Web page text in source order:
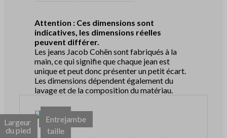
Attention : Ces dimensions sont
indicatives, les dimensions réelles
peuvent différer.
Les jeans Jacob Cohën sont fabriqués à la
main, ce qui signifie que chaque jean est
unique et peut donc présenter un petit écart.
Les dimensions dépendent également du
lavage et de la composition du matériau.
Tour
de
taille
Entrejambe
Largeur
du pied